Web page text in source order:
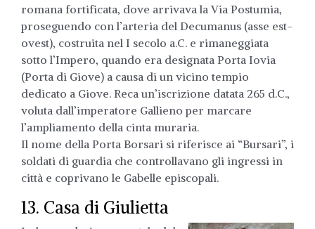
romana fortificata, dove arrivava la Via Postumia,
proseguendo con l’arteria del Decumanus (asse est-
ovest), costruita nel I secolo a.C. e rimaneggiata
sotto l’Impero, quando era designata Porta Iovia
(Porta di Giove) a causa di un vicino tempio
dedicato a Giove. Reca un’iscrizione datata 265 d.C.,
voluta dall’imperatore Gallieno per marcare
l’ampliamento della cinta muraria.
Il nome della Porta Borsari si riferisce ai “Bursari”, i
soldati di guardia che controllavano gli ingressi in
città e coprivano le Gabelle episcopali.
13. Casa di Giulietta